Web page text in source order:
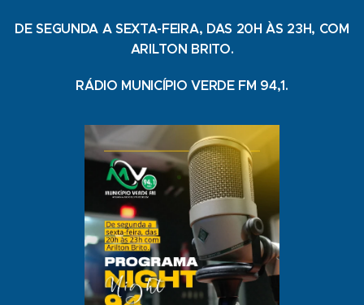
DE SEGUNDA A SEXTA-FEIRA, DAS 20H ÀS 23H, COM
ARILTON BRITO.
RÁDIO MUNICÍPIO VERDE FM 94,1.